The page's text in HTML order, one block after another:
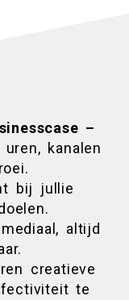
–
kanalen
bij jullie
altijd
creatieve
te